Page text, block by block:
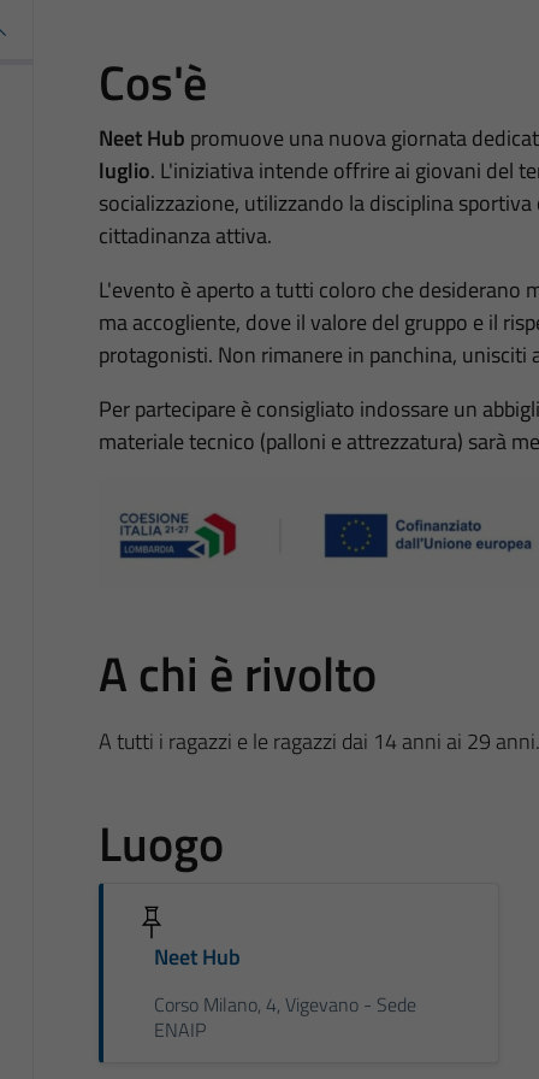
Cos'è
Neet Hub promuove una nuova giornata
luglio. L'iniziativa intende offrire ai giovani del
socializzazione, utilizzando la disciplina
cittadinanza attiva.
L'evento è aperto a tutti coloro che desiderano
ma accogliente, dove il valore del gruppo e il
protagonisti. Non rimanere in panchina,
Per partecipare è consigliato indossare un
materiale tecnico (palloni e attrezzatura) sarà
A chi è rivolto
A tutti i ragazzi e le ragazzi dai 14 anni ai 29 anni.
Luogo
Neet Hub
Corso Milano, 4, Vigevano - Sede
ENAIP